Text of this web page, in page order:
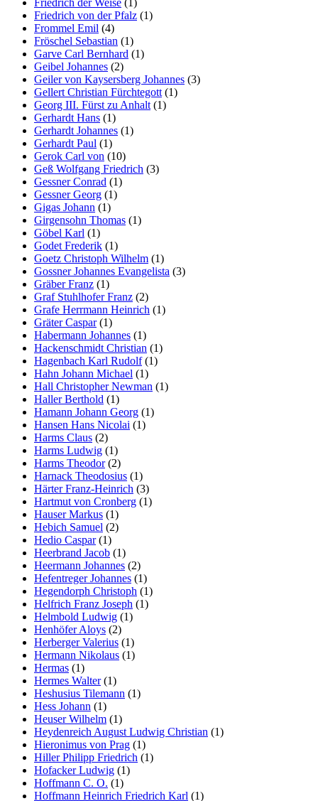
Friedrich von der Pfalz (1)
Frommel Emil (4)
Fröschel Sebastian (1)
Garve Carl Bernhard (1)
Geibel Johannes (2)
Geiler von Kaysersberg Johannes (3)
Gellert Christian Fürchtegott (1)
Georg III. Fürst zu Anhalt (1)
Gerhardt Hans (1)
Gerhardt Johannes (1)
Gerhardt Paul (1)
Gerok Carl von (10)
Geß Wolfgang Friedrich (3)
Gessner Conrad (1)
Gessner Georg (1)
Gigas Johann (1)
Girgensohn Thomas (1)
Göbel Karl (1)
Godet Frederik (1)
Goetz Christoph Wilhelm (1)
Gossner Johannes Evangelista (3)
Gräber Franz (1)
Graf Stuhlhofer Franz (2)
Grafe Herrmann Heinrich (1)
Gräter Caspar(1)
Habermann Johannes (1)
Hackenschmidt Christian (1)
Hagenbach Karl Rudolf(1)
Hahn Johann Michael (1)
Hall Christopher Newman (1)
Haller Berthold (1)
Hamann Johann Georg (1)
Hansen Hans Nicolai (1)
Harms Claus (2)
Harms Ludwig (1)
Harms Theodor(2)
Harnack Theodosius (1)
Härter Franz-Heinrich (3)
Hartmut von Cronberg (1)
Hauser Markus (1)
Hebich Samuel (2)
Hedio Caspar(1)
Heerbrand Jacob (1)
Heermann Johannes (2)
Hefentreger Johannes (1)
Hegendorph Christoph (1)
Helfrich Franz Joseph (1)
Helmbold Ludwig (1)
Henhöfer Aloys (2)
Herberger Valerius (1)
Hermann Nikolaus (1)
Hermas (1)
Hermes Walter(1)
Heshusius Tilemann (1)
Hess Johann (1)
Heuser Wilhelm (1)
Heydenreich August Ludwig Christian (1)
Hieronimus von Prag (1)
Hiller Philipp Friedrich (1)
Hofacker Ludwig (1)
Hoffmann C. O. (1)
Hoffmann Heinrich Friedrich Karl (1)